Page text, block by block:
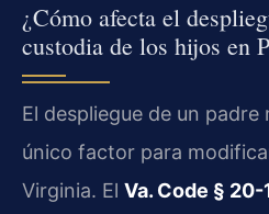
¿Cómo afecta el
custodia de los hijos en
El despliegue de un
único factor para
Virginia. El Va. Code § 20-